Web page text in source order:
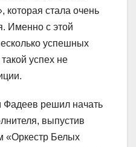
которая стала очень
Именно с этой
успешных
успех не
Фадеев решил начать
выпустив
«Оркестр Белых